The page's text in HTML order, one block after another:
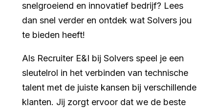
snelgroeiend en innovatief bedrijf? Lees
dan snel verder en ontdek wat Solvers jou
te bieden heeft!
Als Recruiter E&I bij Solvers speel je een
sleutelrol in het verbinden van technische
talent met de juiste kansen bij verschillende
klanten. Jij zorgt ervoor dat we de beste